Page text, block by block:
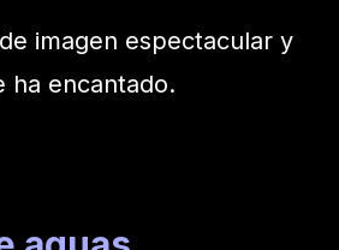
imagen espectacular y
ha encantado.